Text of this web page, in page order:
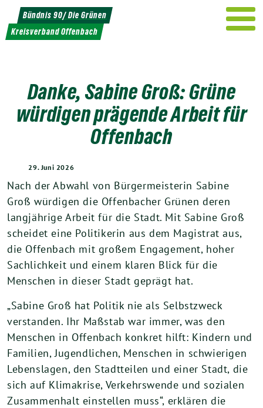
Weiter
zum
Inhalt
Bündnis 90/ Die Grünen
Kreisverband Offenbach
Danke, Sabine Groß: Grüne
würdigen prägende Arbeit für
Offenbach
29. Juni 2026
Nach der Abwahl von Bürgermeisterin Sabine
Groß würdigen die Offenbacher Grünen deren
langjährige Arbeit für die Stadt. Mit Sabine Groß
scheidet eine Politikerin aus dem Magistrat aus,
die Offenbach mit großem Engagement, hoher
Sachlichkeit und einem klaren Blick für die
Menschen in dieser Stadt geprägt hat.
„Sabine Groß hat Politik nie als Selbstzweck
verstanden. Ihr Maßstab war immer, was den
Menschen in Offenbach konkret hilft: Kindern und
Familien, Jugendlichen, Menschen in schwierigen
Lebenslagen, den Stadtteilen und einer Stadt, die
sich auf Klimakrise, Verkehrswende und sozialen
Zusammenhalt einstellen muss“, erklären die